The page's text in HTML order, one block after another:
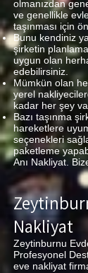
olmanızdan
ve genellikle
taşınması için
Bunu kendiniz
şirketin
uygun olan
edebilirsiniz.
Mümkün olan
yerel
kadar her şey
Bazı taşınma
hareketlere
seçenekleri
paketleme
Anı Nakliyat.
Nakliyat
Zeytinburnu
Profesyonel
eve nakliyat